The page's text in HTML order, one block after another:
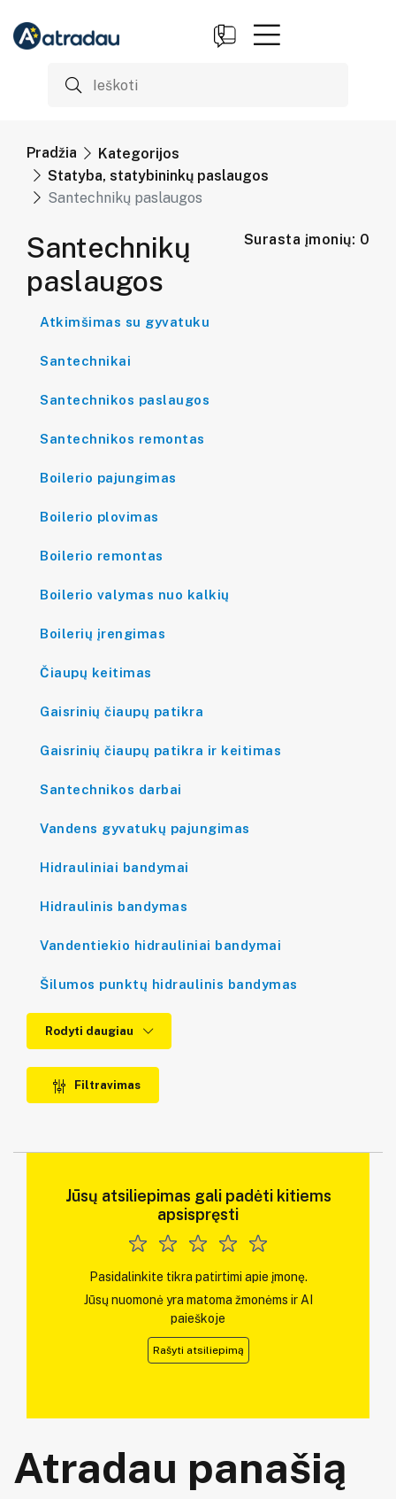
Pradžia
Kategorijos
Statyba, statybininkų paslaugos
Santechnikų paslaugos
Santechnikų
paslaugos
Surasta įmonių: 0
Atkimšimas su gyvatuku
Santechnikai
Santechnikos paslaugos
Santechnikos remontas
Boilerio pajungimas
Boilerio plovimas
Boilerio remontas
Boilerio valymas nuo kalkių
Boilerių įrengimas
Čiaupų keitimas
Gaisrinių čiaupų patikra
Gaisrinių čiaupų patikra ir keitimas
Santechnikos darbai
Vandens gyvatukų pajungimas
Hidrauliniai bandymai
Hidraulinis bandymas
Vandentiekio hidrauliniai bandymai
Šilumos punktų hidraulinis bandymas
Rodyti daugiau
Filtravimas
Jūsų atsiliepimas gali padėti kitiems
apsispręsti
Pasidalinkite tikra patirtimi apie įmonę.
Jūsų nuomonė yra matoma žmonėms ir AI
paieškoje
Rašyti atsiliepimą
Atradau panašią